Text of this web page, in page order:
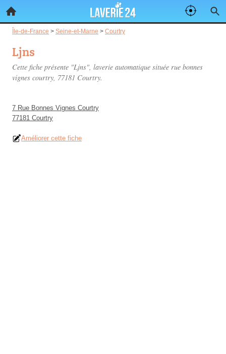
Île-de-France > Seine-et-Marne > Courtry
Ljns
Cette fiche présente "Ljns", laverie automatique située rue bonnes
vignes courtry, 77181 Courtry.
7 Rue Bonnes Vignes Courtry
77181 Courtry
Améliorer cette fiche